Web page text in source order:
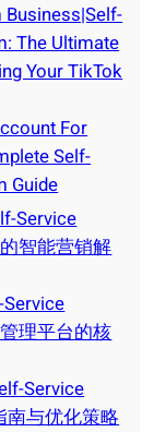
The Ultimate
Your TikTok
For
Self-
Guide
Service
智能营销解
理平台的核
Service
南与优化策略